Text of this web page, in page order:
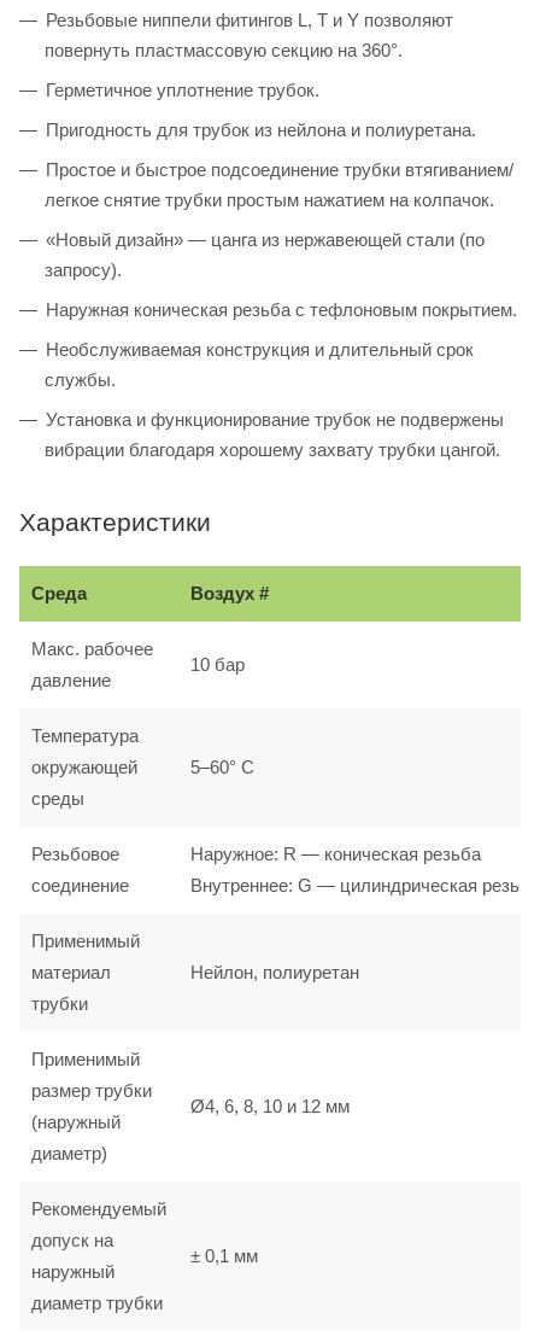
Резьбовые ниппели фитингов L, T и Y позволяют
повернуть пластмассовую секцию на 360°.
Герметичное уплотнение трубок.
Пригодность для трубок из нейлона и полиуретана.
Простое и быстрое подсоединение трубки втягиванием/
легкое снятие трубки простым нажатием на колпачок.
«Новый дизайн» — цанга из нержавеющей стали (по
запросу).
Наружная коническая резьба с тефлоновым покрытием.
Необслуживаемая конструкция и длительный срок
службы.
Установка и функционирование трубок не подвержены
вибрации благодаря хорошему захвату трубки цангой.
Характеристики
Среда Воздух #
Макс. рабочее
давление
10 бар
Температура
окружающей
среды
5–60° С
Резьбовое
соединение
Наружное: R — коническая резьба
Внутреннее: G — цилиндрическая резьба
Применимый
материал
трубки
Нейлон, полиуретан
Применимый
размер трубки
(наружный
диаметр)
Ø4, 6, 8, 10 и 12 мм
Рекомендуемый
допуск на
наружный
диаметр трубки
± 0,1 мм